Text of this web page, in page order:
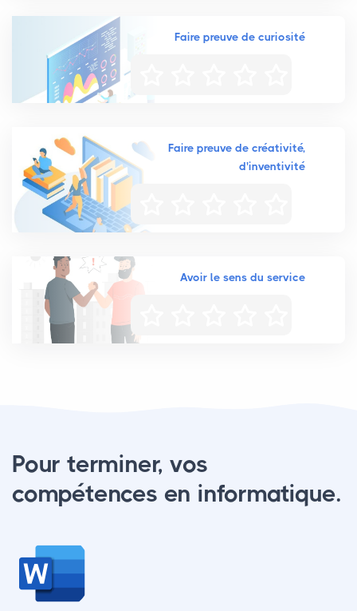
Faire preuve de curiosité
Faire preuve de créativité,
d'inventivité
Avoir le sens du service
Pour terminer, vos
compétences en informatique.